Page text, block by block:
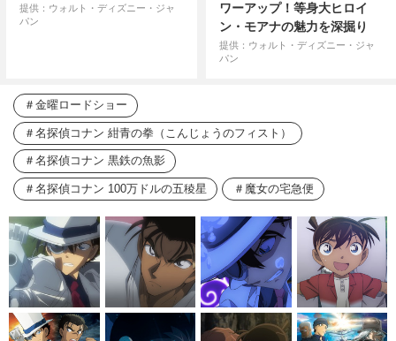
提供：ウォルト・ディズニー・ジャ
パン
ワーアップ！等身大ヒロイ
ン・モアナの魅力を深掘り
提供：ウォルト・ディズニー・ジャ
パン
金曜ロードショー
名探偵コナン 紺青の拳（こんじょうのフィスト）
名探偵コナン 黒鉄の魚影
名探偵コナン 100万ドルの五稜星 魔女の宅急便